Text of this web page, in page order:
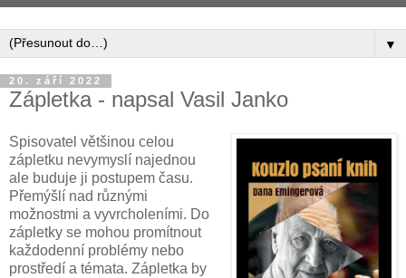
▼
20. září 2022
Zápletka - napsal Vasil Janko
Spisovatel většinou celou
zápletku nevymyslí najednou
ale buduje ji postupem času.
Přemýšlí nad různými
možnostmi a vyvrcholeními. Do
zápletky se mohou promítnout
každodenní problémy nebo
prostředí a témata. Zápletka by